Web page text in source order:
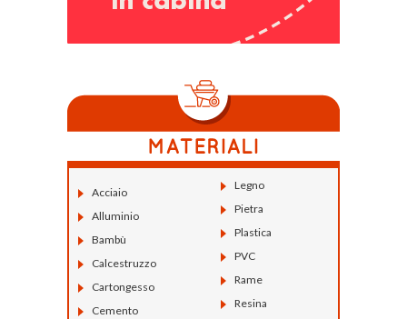
Acciaio
Alluminio
Bambù
Calcestruzzo
Cartongesso
Cemento
Legno
Pietra
Plastica
PVC
Rame
Resina